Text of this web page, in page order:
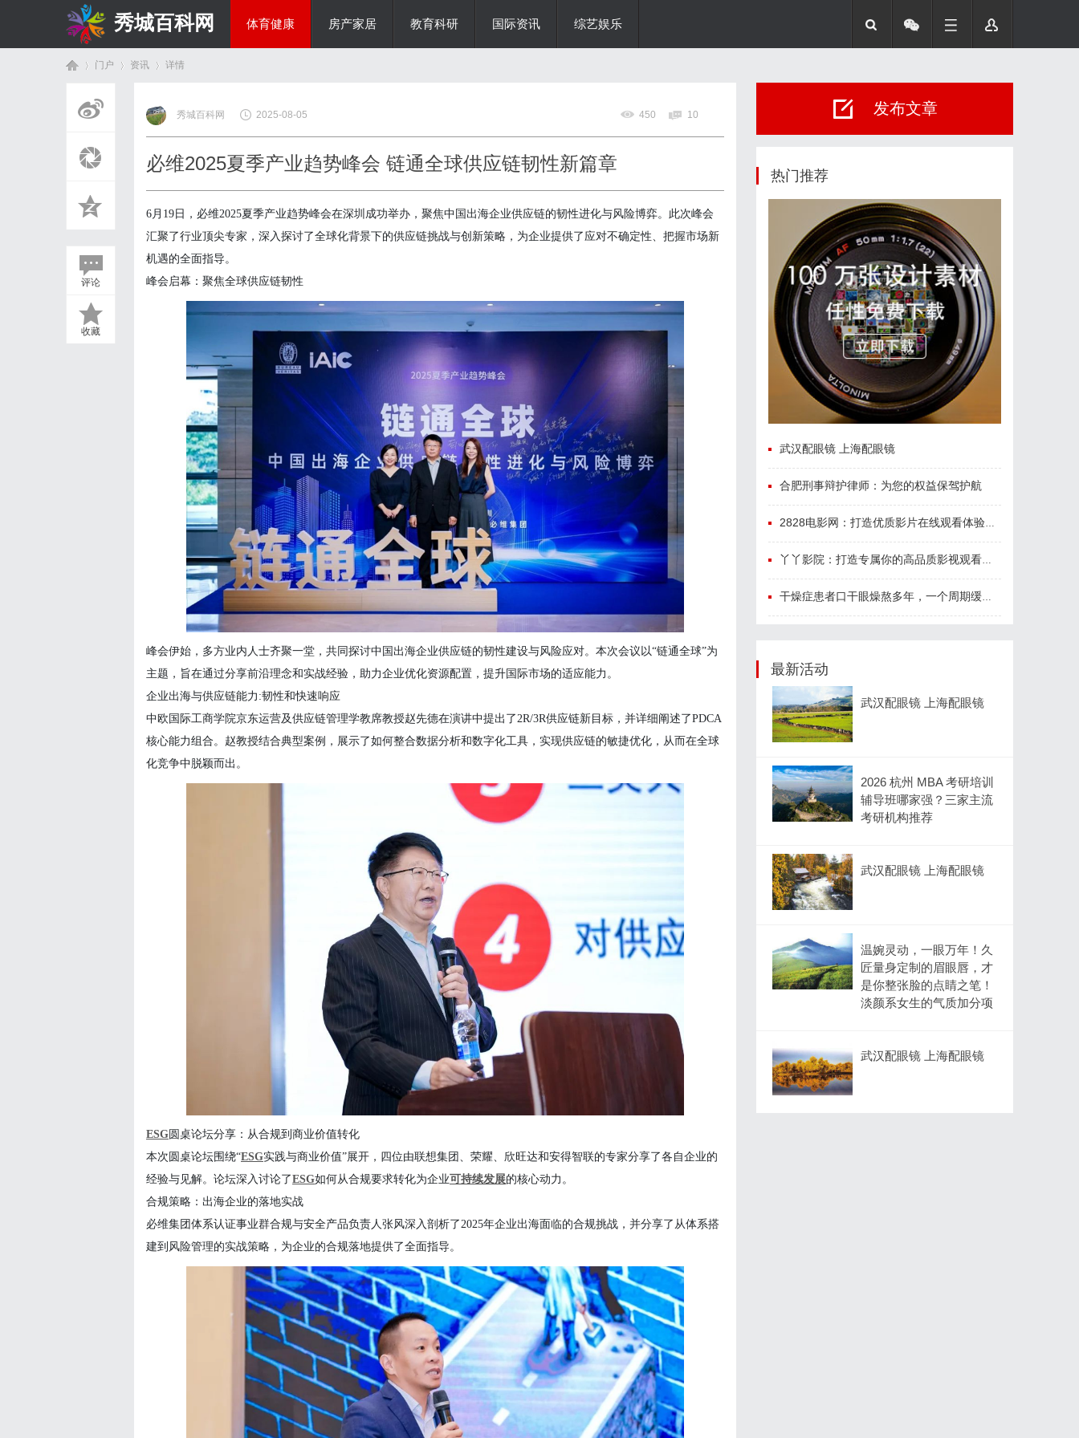
秀城百科网 体育健康 房产家居 教育科研 国际资讯 综艺娱乐
门户 资讯
›
详情
评论
收藏
秀城百科网 2025-08-05 450 10
必维2025夏季产业趋势峰会 链通全球供应链韧性新篇章
6月19日，必维2025夏季产业趋势峰会在深圳成功举办，聚焦中国出海企业供应链的韧性进化与风险博弈。此次峰会
汇聚了行业顶尖专家，深入探讨了全球化背景下的供应链挑战与创新策略，为企业提供了应对不确定性、把握市场新
机遇的全面指导。
峰会启幕：聚焦全球供应链韧性
峰会伊始，多方业内人士齐聚一堂，共同探讨中国出海企业供应链的韧性建设与风险应对。本次会议以“链通全球”为
主题，旨在通过分享前沿理念和实战经验，助力企业优化资源配置，提升国际市场的适应能力。
企业出海与供应链能力 :韧性和快速响应
中欧国际工商学院京东运营及供应链管理学教席教授赵先德在演讲中提出了2R/3R供应链新目标，并详细阐述了PDCA
核心能力组合。赵教授结合典型案例，展示了如何整合数据分析和数字化工具，实现供应链的敏捷优化，从而在全球
化竞争中脱颖而出。
ESG圆桌论坛分享：从合规到商业价值转化
本次圆桌论坛围绕“ESG实践与商业价值”展开，四位由联想集团、荣耀、欣旺达和安得智联的专家分享了各自企业的
经验与见解。论坛深入讨论了ESG如何从合规要求转化为企业可持续发展的核心动力。
合规策略：出海企业的落地实战
必维集团体系认证事业群合规与安全产品负责人张风深入剖析了 2025年企业出海面临的合规挑战，并分享了从体系搭
建到风险管理的实战策略，为企业的合规落地提供了全面指导。
发布文章
热门推荐
武汉配眼镜 上海配眼镜
合肥刑事辩护律师：为您的权益保驾护航
2828电影网：打造优质影片在线观看体验的全新平台
丫丫影院：打造专属你的高品质影视观看体验
干燥症患者口干眼燥熬多年，一个周期缓过来？老中医：一张辨证方对症，身体找回津液
最新活动
武汉配眼镜 上海配眼镜
2026 杭州 MBA 考研培训
辅导班哪家强？三家主流
考研机构推荐
武汉配眼镜 上海配眼镜
温婉灵动，一眼万年！久
匠量身定制的眉眼唇，才
是你整张脸的点睛之笔！
淡颜系女生的气质加分项
武汉配眼镜 上海配眼镜